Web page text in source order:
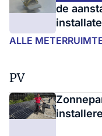
de
ALLE
PV